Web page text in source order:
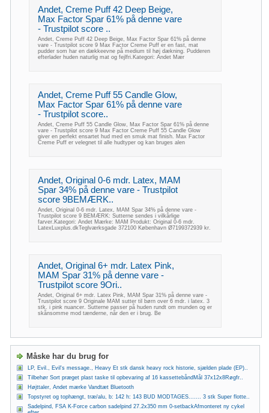
Andet, Creme Puff 42 Deep Beige,
Max Factor Spar 61% på denne vare
- Trustpilot score ..
Andet, Creme Puff 42 Deep Beige, Max Factor Spar 61% på denne
vare - Trustpilot score 9 Max Factor Creme Puff er en fast, mat
pudder som har en dækkeevne på medium til høj dækning. Pudderen
efterlader huden naturlig mat og fejlfri.Kategori: Andet Mær
Andet, Creme Puff 55 Candle Glow,
Max Factor Spar 61% på denne vare
- Trustpilot score..
Andet, Creme Puff 55 Candle Glow, Max Factor Spar 61% på denne
vare - Trustpilot score 9 Max Factor Creme Puff 55 Candle Glow
giver en perfekt ensartet hud med en smuk mat finish. Max Factor
Creme Puff er velegnet til alle hudtyper og kan bruges alen
Andet, Original 0-6 mdr. Latex, MAM
Spar 34% på denne vare - Trustpilot
score 9BEMÆRK..
Andet, Original 0-6 mdr. Latex, MAM Spar 34% på denne vare -
Trustpilot score 9 BEMÆRK: Sutterne sendes i vilkårlige
farver.Kategori: Andet Mærke: MAM Produkt: Original 0-6 mdr.
LatexLuxplus.dkTeglværksgade 372100 København Ø7199372939 kr.
Andet, Original 6+ mdr. Latex Pink,
MAM Spar 31% på denne vare -
Trustpilot score 9Ori..
Andet, Original 6+ mdr. Latex Pink, MAM Spar 31% på denne vare -
Trustpilot score 9 Originale MAM sutter til børn over 6 mdr. i latex. 3
stk. i pink nuancer. Sutterne passer på huden rundt om munden og er
skånsomme mod tænderne, når den er i brug. Be
Måske har du brug for
LP, Evil., Evil's message., Heavy Et stk dansk heavy rock historie, sjælden plade (EP)..
Tilbehør Sort præget plast taske til opbevaring af 16 kassettebåndMål 37x12x8Røgfr..
Højttaler, Andet mærke Vandtæt Bluetooth
Topstyret og tophængt, træ/alu, b: 142 h: 143 BUD MODTAGES....... 3 stk Super flotte..
Sadelpind, FSA K-Force carbon sadelpind 27.2x350 mm 0-setbackAfmonteret ny cykel